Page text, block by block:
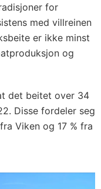
for
med villreinen
er ikke minst
og
det beitet over 34
Disse fordeler seg
Viken og 17 % fra